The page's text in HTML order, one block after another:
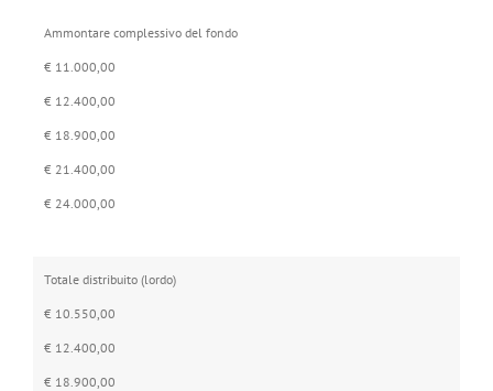
Ammontare complessivo del fondo
€ 11.000,00
€ 12.400,00
€ 18.900,00
€ 21.400,00
€ 24.000,00
Totale distribuito (lordo)
€ 10.550,00
€ 12.400,00
€ 18.900,00